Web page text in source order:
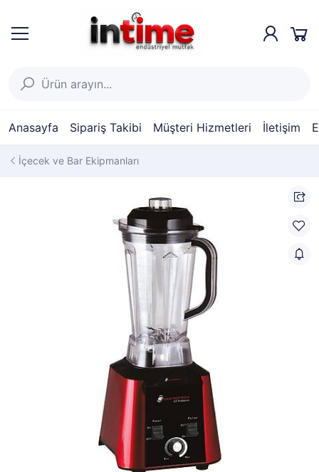
Anasayfa Sipariş Takibi Müşteri Hizmetleri İletişim
İçecek ve Bar Ekipmanları